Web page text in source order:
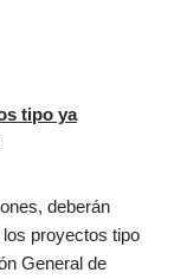
tipo ya
deberán
proyectos tipo
General de